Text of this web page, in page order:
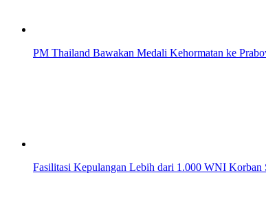
PM Thailand Bawakan Medali Kehormatan ke
Fasilitasi Kepulangan Lebih dari 1.000 WNI